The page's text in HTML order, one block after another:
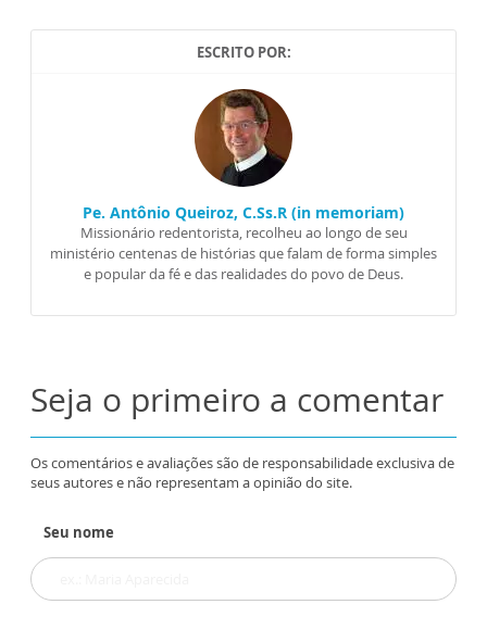
ESCRITO POR:
Pe. Antônio Queiroz, C.Ss.R (in memoriam)
Missionário redentorista, recolheu ao longo de seu
ministério centenas de histórias que falam de forma simples
e popular da fé e das realidades do povo de Deus.
Seja o primeiro a comentar
Os comentários e avaliações são de responsabilidade exclusiva de
seus autores e não representam a opinião do site.
Seu nome